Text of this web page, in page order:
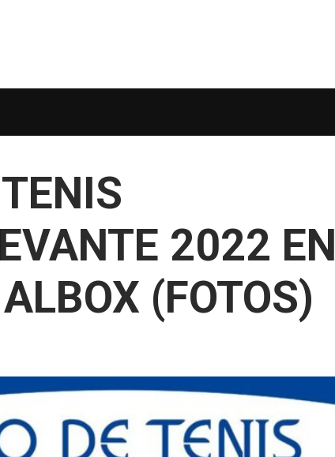
2022 EN
(FOTOS)